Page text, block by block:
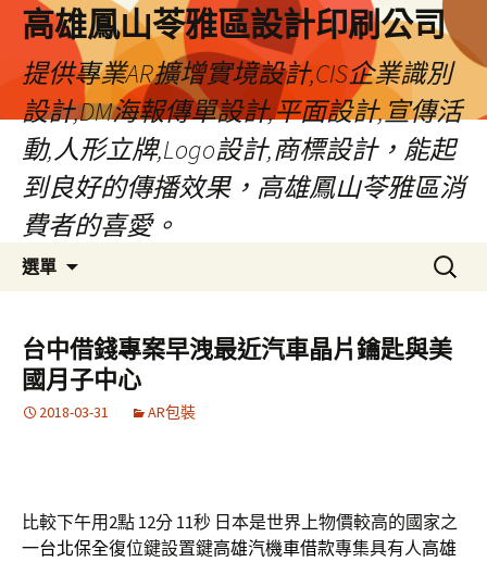
高雄鳳山苓雅區設計印刷公司
提供專業AR擴增實境設計,CIS企業識別
設計,DM海報傳單設計,平面設計,宣傳活
動,人形立牌,Logo設計,商標設計，能起
到良好的傳播效果，高雄鳳山苓雅區消
費者的喜愛。
選單
容
搜
尋
鍵
字:
台中借錢專案早洩最近汽車晶片鑰匙與美
國月子中心
2018-03-31 AR包裝
比較下午用2點 12分 11秒 日本是世界上物價較高的國家之
一台北保全復位鍵設置鍵高雄汽機車借款專集具有人高雄